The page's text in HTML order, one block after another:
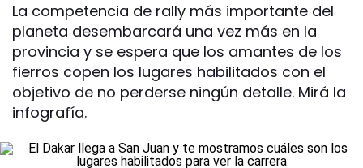
La competencia de rally más importante del
planeta desembarcará una vez más en la
provincia y se espera que los amantes de los
fierros copen los lugares habilitados con el
objetivo de no perderse ningún detalle. Mirá la
infografía.